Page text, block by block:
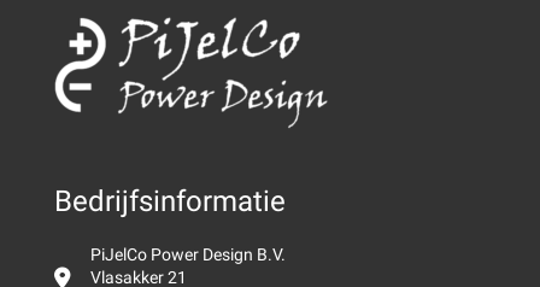
Bedrijfsinformatie
PiJelCo Power Design B.V.
Vlasakker 21